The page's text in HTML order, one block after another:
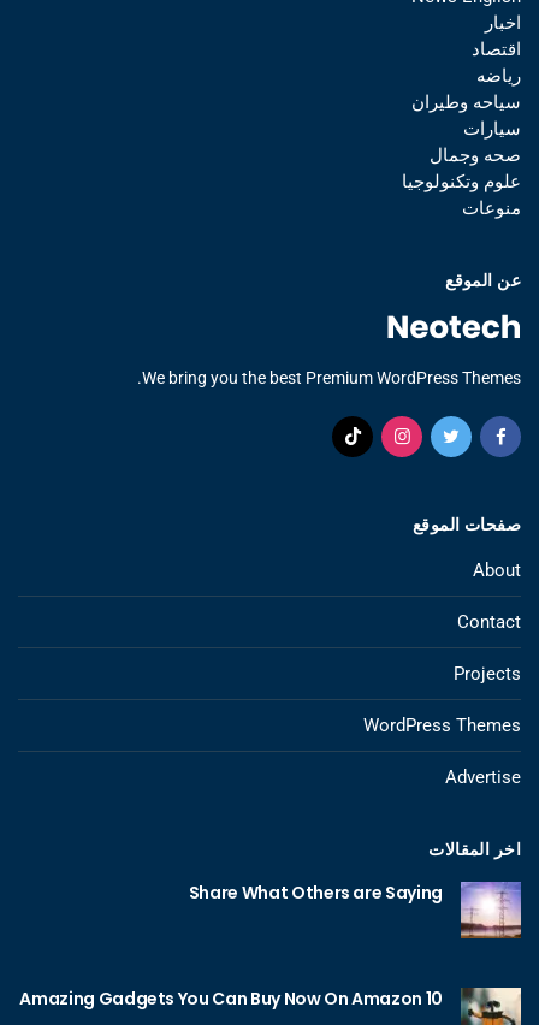
اخبار
اقتصاد
رياضه
سياحه وطيران
سيارات
صحه وجمال
علوم وتكنولوجيا
منوعات
عن الموقع
We bring you the best Premium WordPress Themes.
صفحات الموقع
About
Contact
Projects
WordPress Themes
Advertise
اخر المقالات
Share What Others are Saying
10 Amazing Gadgets You Can Buy Now On Amazon